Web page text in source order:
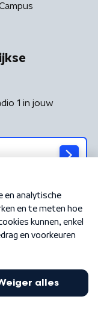
1 in jouw